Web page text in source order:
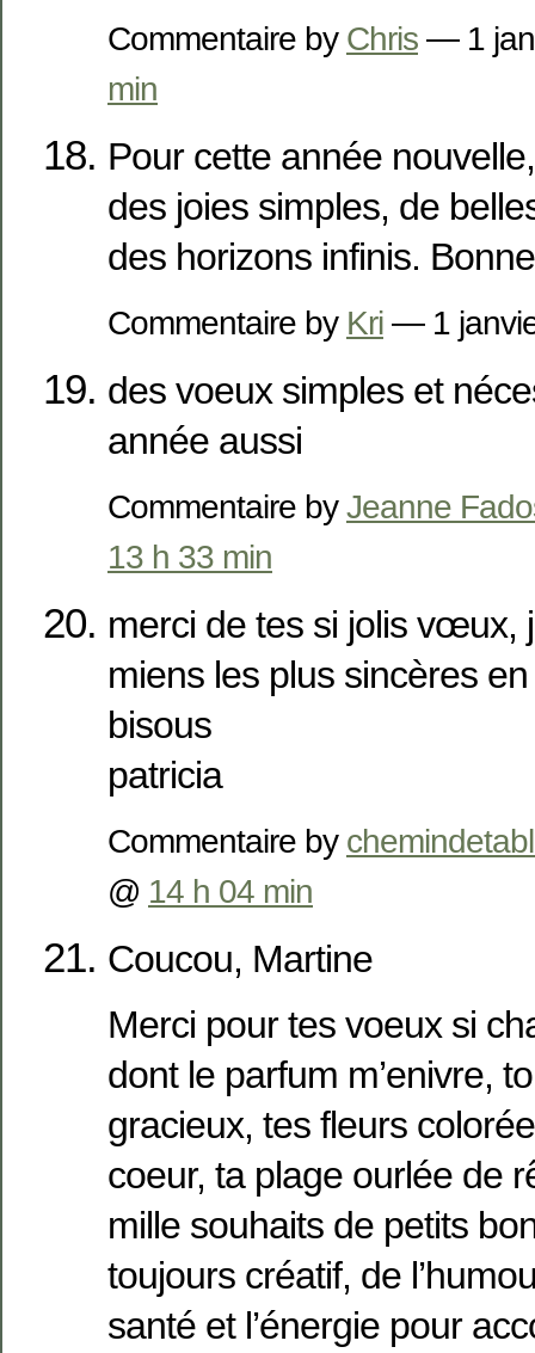
Commentaire by Chris — 1
min
Pour cette année
des joies simples, de
des horizons infinis.
Commentaire by Kri — 1
des voeux simples et
année aussi
Commentaire byJeanne
13 h 33 min
merci de tes si jolis vœux,
miens les plus sincères
bisous
patricia
Commentaire by
@ 14 h 04 min
Coucou, Martine
Merci pour tes voeux si
dont le parfum m’enivre,
gracieux, tes fleurs
coeur, ta plage ourlée de
mille souhaits de petits
toujours créatif, de
santé et l’énergie pour